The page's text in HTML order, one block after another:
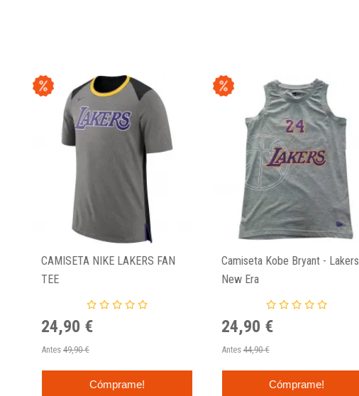
CAMISETA NIKE LAKERS FAN
TEE
24,90 €
Antes 49,90 €
Cómprame!
Camiseta Kobe Bryant - Lakers
New Era
24,90 €
Antes 44,90 €
Cómprame!